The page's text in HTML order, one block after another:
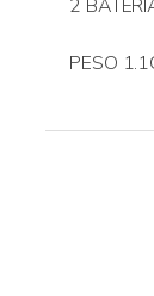
2
PESO